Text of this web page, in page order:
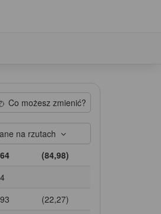
Co możesz zmienić?
na rzutach
(84,98)
(22,27)